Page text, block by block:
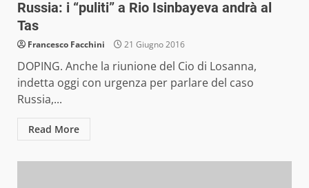
Russia: i “puliti” a Rio Isinbayeva andrà al
Tas
Francesco Facchini 21 Giugno 2016
DOPING. Anche la riunione del Cio di Losanna,
indetta oggi con urgenza per parlare del caso
Russia,...
Read More